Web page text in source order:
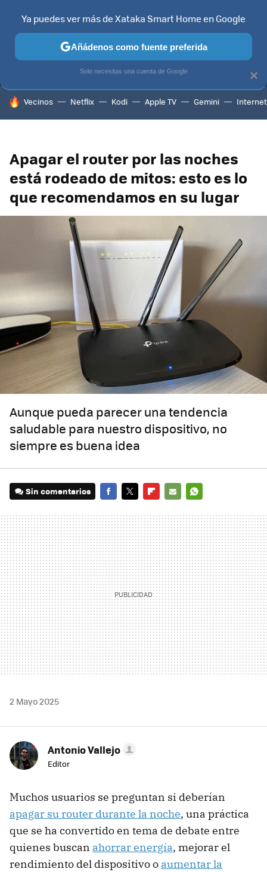
MENÚ NUEVO
CONTENIDOS SMART TV
HOY SE HABLA DE
Vecinos Netflix Kodi Apple TV Gemini Internet
Apagar el router por las noches
está rodeado de mitos: esto es lo
que recomendamos en su lugar
Aunque pueda parecer una tendencia
saludable para nuestro dispositivo, no
siempre es buena idea
Sin comentarios
MAIL
2 Mayo 2025
Antonio Vallejo
Editor
Muchos usuarios se preguntan si deberían
apagar su router durante la noche, una práctica
que se ha convertido en tema de debate entre
quienes buscan ahorrar energía, mejorar el
rendimiento del dispositivo o aumentar la
×
Ya puedes ver más de Xataka Smart Home en Google
Añádenos como fuente preferida
Solo necesitas una cuenta de Google